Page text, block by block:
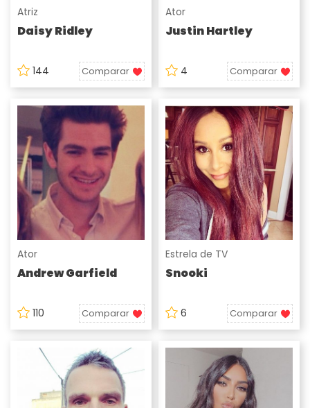
Atriz
Daisy Ridley
144 Comparar
Ator
Justin Hartley
4 Comparar
Ator
Andrew Garfield
110 Comparar
Estrela de TV
Snooki
6 Comparar